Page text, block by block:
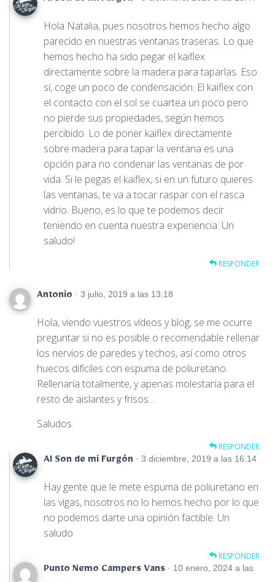
Hola Natalia, pues nosotros hemos hecho algo
parecido en nuestras ventanas traseras. Lo que
hemos hecho ha sido pegar el kaiflex
directamente sobre la madera para taparlas. Eso
sí, coge un poco de condensación. El kaiflex con
el contacto con el sol se cuartea un poco pero
no pierde sus propiedades, según hemos
percibido. Lo de poner kaiflex directamente
sobre madera para tapar la ventana es una
opción para no condenar las ventanas de por
vida. Si le pegas el kaiflex, si en un futuro quieres
las ventanas, te va a tocar raspar con el rasca
vidrio. Bueno, es lo que te podemos decir
teniendo en cuenta nuestra experiencia. Un
saludo!
RESPONDER
Antonio · 3 julio, 2019 a las 13:18
Hola, viendo vuestros vídeos y blog, se me ocurre
preguntar si no es posible o recomendable rellenar
los nervios de paredes y techos, así como otros
huecos difíciles con espuma de poliuretano.
Rellenaría totalmente, y apenas molestaría para el
resto de aislantes y frisos…
Saludos.
RESPONDER
Al Son de mi Furgón · 3 diciembre, 2019 a las 16:14
Hay gente que le mete espuma de poliuretano en
las vigas, nosotros no lo hemos hecho por lo que
no podemos darte una opinión factible. Un
saludo
RESPONDER
Punto Nemo Campers Vans · 10 enero, 2024 a las